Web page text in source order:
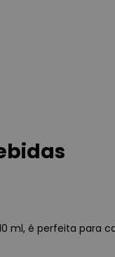
ml, é perfeita para